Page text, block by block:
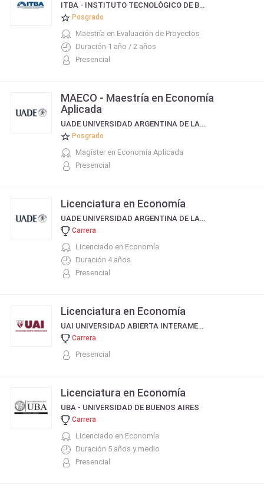
ITBA - INSTITUTO TECNOLÓGICO DE BUENOS AIRES
Posgrado
Maestría en Evaluación de Proyectos
Duración 1 año / 2 años
Presencial
MAECO - Maestría en Economía
Aplicada
UADE UNIVERSIDAD ARGENTINA DE LA EMPRESA
Posgrado
Magíster en Economía Aplicada
Presencial
Licenciatura en Economía
UADE UNIVERSIDAD ARGENTINA DE LA EMPRESA
Carrera
Licenciado en Economía
Duración 4 años
Presencial
Licenciatura en Economía
UAI UNIVERSIDAD ABIERTA INTERAMERICANA
Carrera
Presencial
Licenciatura en Economía
UBA - UNIVERSIDAD DE BUENOS AIRES
Carrera
Licenciado en Economía
Duración 5 años y medio
Presencial